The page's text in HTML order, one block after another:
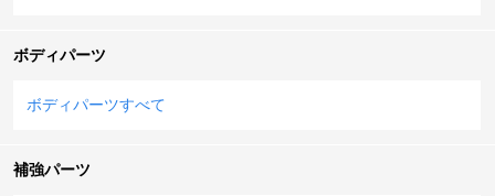
ボディパーツ
ボディパーツすべて
補強パーツ